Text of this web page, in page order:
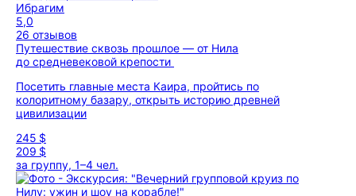
Ибрагим
5,0
26 отзывов
Путешествие сквозь прошлое — от Нила
до средневековой крепости
Посетить главные места Каира, пройтись по
колоритному базару, открыть историю древней
цивилизации
245 $
209 $
за группу, 1–4 чел.